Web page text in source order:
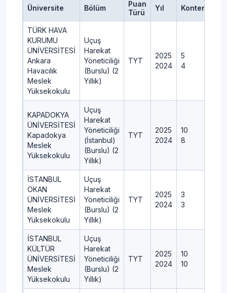
Üniversite Bölüm
Puan
Türü
Yıl Kontenjan
TÜRK HAVA
KURUMU
ÜNİVERSİTESİ
Ankara
Havacılık
Meslek
Yüksekokulu
Uçuş
Harekat
Yöneticiliği
(Burslu) (2
Yıllık)
TYT
2025
2024
5
4
KAPADOKYA
ÜNİVERSİTESİ
Kapadokya
Meslek
Yüksekokulu
Uçuş
Harekat
Yöneticiliği
(İstanbul)
(Burslu) (2
Yıllık)
TYT
2025
2024
10
8
İSTANBUL
OKAN
ÜNİVERSİTESİ
Meslek
Yüksekokulu
Uçuş
Harekat
Yöneticiliği
(Burslu) (2
Yıllık)
TYT
2025
2024
3
3
İSTANBUL
KÜLTÜR
ÜNİVERSİTESİ
Meslek
Yüksekokulu
Uçuş
Harekat
Yöneticiliği
(Burslu) (2
Yıllık)
TYT
2025
2024
10
10